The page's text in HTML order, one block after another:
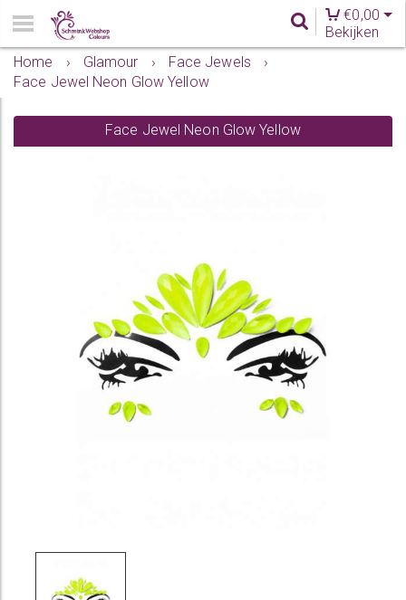
€0,00
Bekijken
Home
› Glamour › Face Jewels
›
Face Jewel Neon Glow Yellow
Face Jewel Neon Glow Yellow